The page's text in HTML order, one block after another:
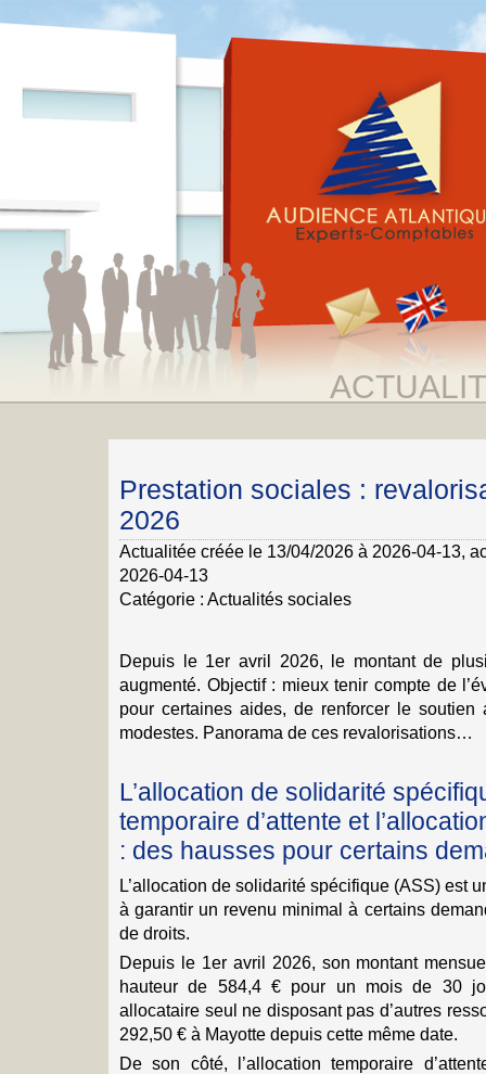
Prestation sociales :
2026
Actualitée créée le 13/04/2026 à 2026-04-13,
2026-04-13
Catégorie : Actualités sociales
Depuis le 1er avril 2026, le montant de
augmenté. Objectif : mieux tenir compte de
pour certaines aides, de renforcer le soutien
modestes. Panorama de ces revalorisations…
L’allocation de solidarité
temporaire d’attente et
: des hausses pour certains
L’allocation de solidarité spécifique (ASS) est
à garantir un revenu minimal à certains
de droits.
Depuis le 1er avril 2026, son montant
hauteur de 584,4 € pour un mois de 30
allocataire seul ne disposant pas d’autres
292,50 € à Mayotte depuis cette même date.
De son côté, l’allocation temporaire